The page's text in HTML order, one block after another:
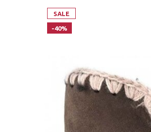
SALE
-40%